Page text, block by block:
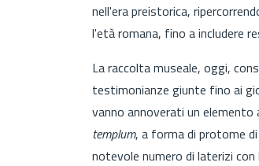
nell'era preistorica,
l'età romana, fino a includere
La raccolta museale, oggi,
testimonianze giunte fino ai
vanno annoverati un
templum, a forma di protome
notevole numero di laterizi